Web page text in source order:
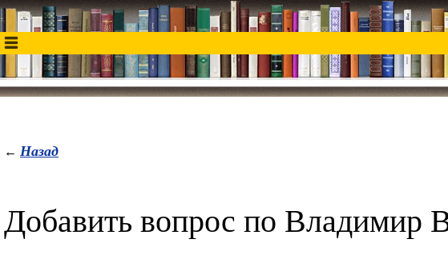
← Назад
Добавить вопрос по